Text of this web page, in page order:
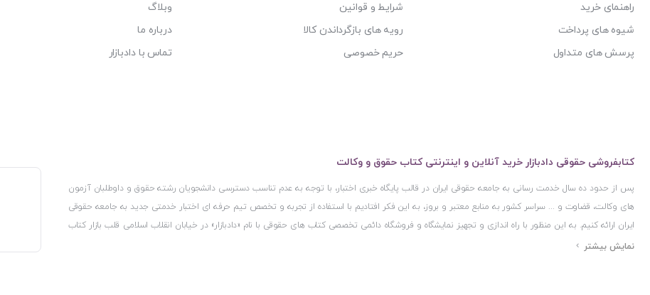
راهنمای خرید
شیوه های پرداخت
پرسش های متداول
شرایط و قوانین
رویه های بازگرداندن کالا
حریم خصوصی
وبلاگ
درباره ما
تماس با دادبازار
کتابفروشی حقوقی دادبازار خرید آنلاین و اینترنتی کتاب حقوق و وکالت
پس از حدود ده سال خدمت رسانی به جامعه حقوقی ایران در قالب پایگاه خبری اختبار، با توجه به عدم تناسب دسترسی دانشجویان رشته حقوق و داوطلبان آزمون
های وکالت، قضاوت و ... سراسر کشور به منابع معتبر و بروز، به این فکر افتادیم با استفاده از تجربه و تخصص تیم حرفه ای اختبار خدمتی جدید به جامعه حقوقی
ایران ارائه کنیم. به این منظور با راه اندازی و تجهیز نمایشگاه و فروشگاه دائمی تخصصی کتاب های حقوقی با نام «دادبازار» در خیابان انقلاب اسلامی قلب بازار کتاب
ایران و اخذ مجوزهای قانونی از جمله نماد اعتماد الکترونیک از مرکز توسعه تجارت الکترونیکی وزارت صنعت، معدن و تجارت، نشان ملی ثبت رسانه های دیجیتال از